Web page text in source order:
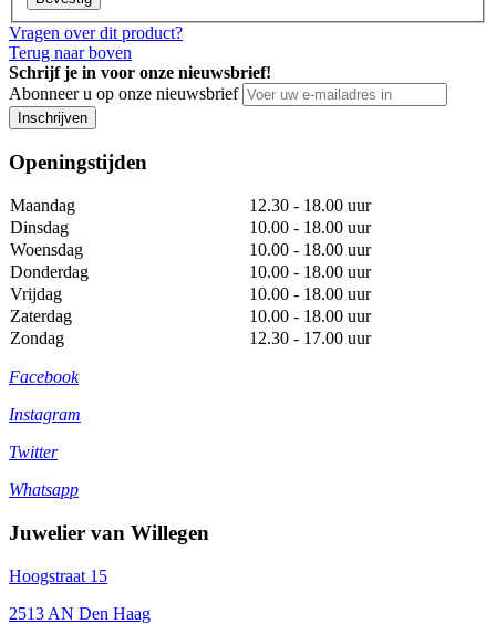
Vragen over dit product?
Terug naar boven
Schrijf je in voor onze nieuwsbrief!
Abonneer u op onze nieuwsbrief
Inschrijven
Openingstijden
Maandag
12.30 - 18.00 uur
Dinsdag
10.00 - 18.00 uur
Woensdag
10.00 - 18.00 uur
Donderdag
10.00 - 18.00 uur
Vrijdag
10.00 - 18.00 uur
Zaterdag
10.00 - 18.00 uur
Zondag
12.30 - 17.00 uur
Facebook
Instagram
Twitter
Whatsapp
Juwelier van Willegen
Hoogstraat 15
2513 AN Den Haag